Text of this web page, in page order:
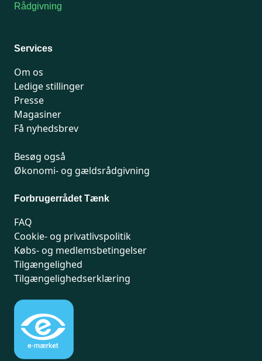
Rådgivning
Services
Om os
Ledige stillinger
Presse
Magasiner
Få nyhedsbrev
Besøg også
Økonomi- og gældsrådgivning
Forbrugerrådet Tænk
FAQ
Cookie- og privatlivspolitik
Købs- og medlemsbetingelser
Tilgængelighed
Tilgængelighedserklæring